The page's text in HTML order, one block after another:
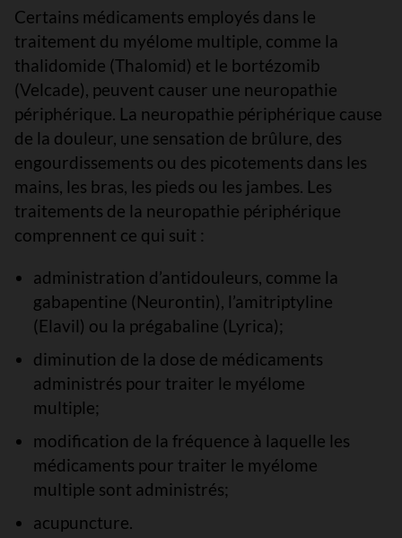
Certains médicaments employés dans le
traitement du myélome multiple, comme la
thalidomide (Thalomid) et le bortézomib
(Velcade), peuvent causer une neuropathie
périphérique. La neuropathie périphérique cause
de la douleur, une sensation de brûlure, des
engourdissements ou des picotements dans les
mains, les bras, les pieds ou les jambes. Les
traitements de la neuropathie périphérique
comprennent ce qui suit :
administration d’antidouleurs, comme la
gabapentine (Neurontin), l’amitriptyline
(Elavil) ou la prégabaline (Lyrica);
diminution de la dose de médicaments
administrés pour traiter le myélome
multiple;
modification de la fréquence à laquelle les
médicaments pour traiter le myélome
multiple sont administrés;
acupuncture.